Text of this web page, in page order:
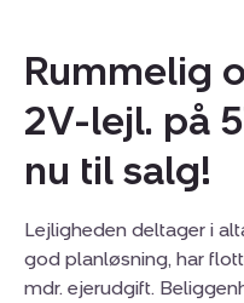
Rummelig
2V-lejl. på
nu til salg!
Lejligheden deltager i
god planløsning, har
mdr. ejerudgift.